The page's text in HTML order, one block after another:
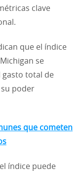
clave
que el índice
se
gasto total de
poder
que cometen
índice puede